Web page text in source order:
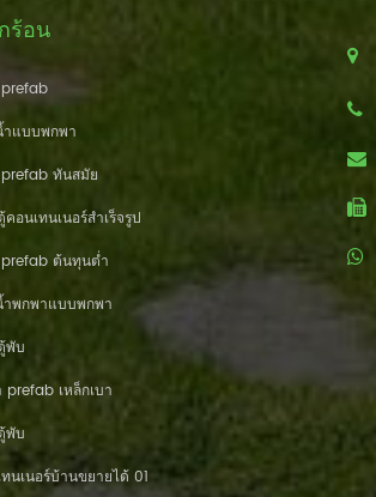
ร้อน
ำแบบพกพา
ทันสมัย
อนเทนเนอร์สำเร็จรูป
ต้นทุนต่ำ
ำพกพาแบบพกพา
พับ
prefab เหล็กเบา
พับ
นเนอร์บ้านขยายได้ 01